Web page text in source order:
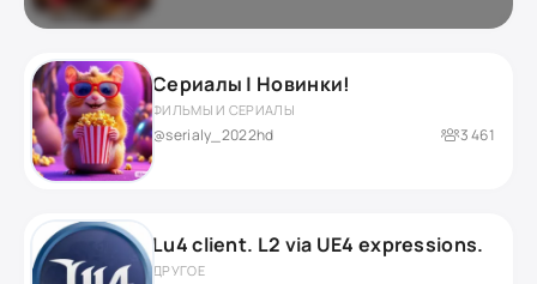
Сериалы | Новинки!
ФИЛЬМЫ И СЕРИАЛЫ
@serialy_2022hd 3 461
Lu4 client. L2 via UE4 expressions.
ДРУГОЕ